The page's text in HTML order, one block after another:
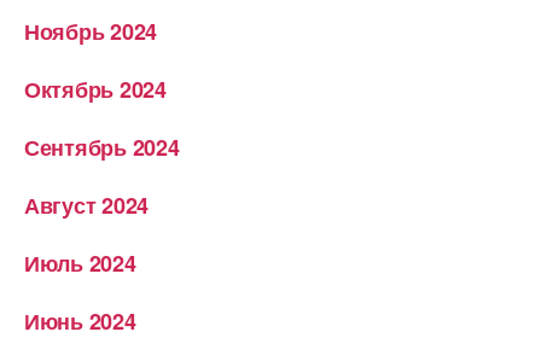
Ноябрь 2024
Октябрь 2024
Сентябрь 2024
Август 2024
Июль 2024
Июнь 2024